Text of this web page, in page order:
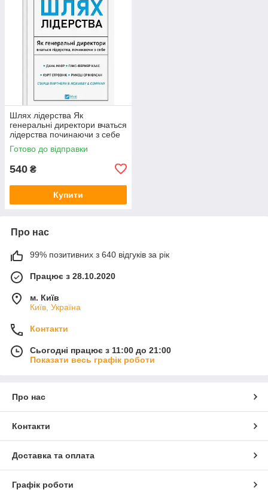
Шлях лідерства Як
генеральні директори вчаться
лідерства починаючи з себе
Дана Маор (Vivat, тверда
обкладинка)
Готово до відправки
540 ₴
Купити
Про нас
99% позитивних з 640 відгуків за рік
Працює з 28.10.2020
м. Київ
Київ, Україна
Контакти
Сьогодні працює з 11:00 до 21:00
Показати весь графік роботи
Про нас
Контакти
Доставка та оплата
Графік роботи